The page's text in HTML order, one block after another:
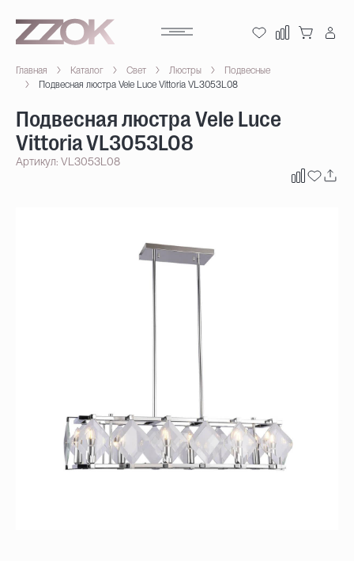
Главная Каталог Свет Люстры
Подвесные
Подвесная люстра Vele Luce Vittoria VL3053L08
Подвесная люстра Vele Luce
Vittoria VL3053L08
Артикул: VL3053L08